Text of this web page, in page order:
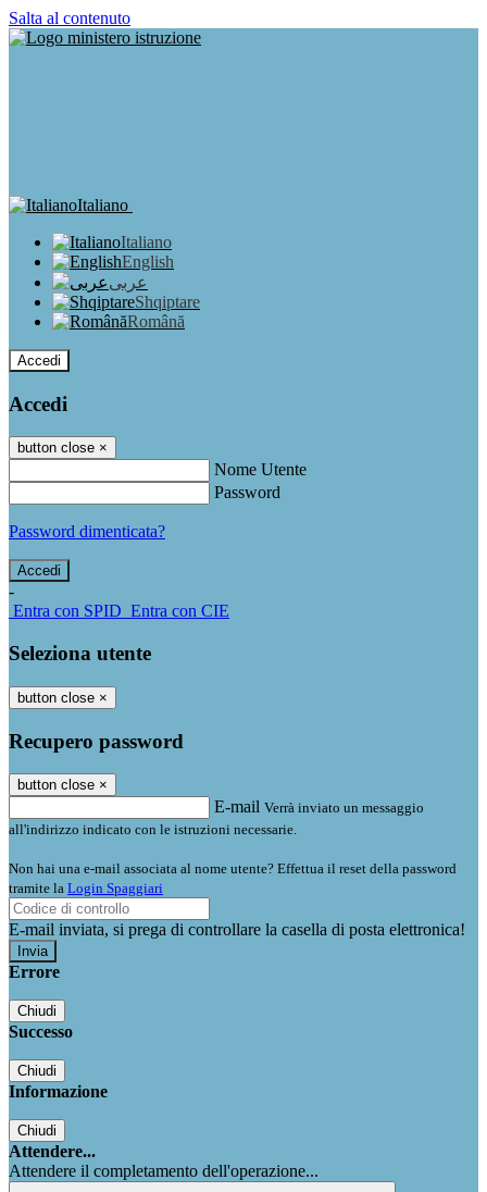
Salta al contenuto
Italiano
Italiano
English
عربى
Shqiptare
Română
Accedi
Accedi
button close ×
Nome Utente
Password
Password dimenticata?
-
Entra con SPID Entra con CIE
Seleziona utente
button close ×
Recupero password
button close ×
E-mail Verrà inviato un messaggio
all'indirizzo indicato con le istruzioni necessarie.
Non hai una e-mail associata al nome utente? Effettua il reset della password
tramite la Login Spaggiari
E-mail inviata, si prega di controllare la casella di posta elettronica!
Errore
Chiudi
Successo
Chiudi
Informazione
Chiudi
Attendere...
Attendere il completamento dell'operazione...